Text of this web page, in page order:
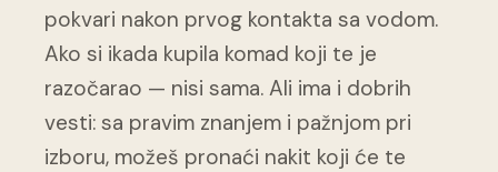
pokvari nakon prvog kontakta sa vodom.
Ako si ikada kupila komad koji te je
razočarao — nisi sama. Ali ima i dobrih
vesti: sa pravim znanjem i pažnjom pri
izboru, možeš pronaći nakit koji će te